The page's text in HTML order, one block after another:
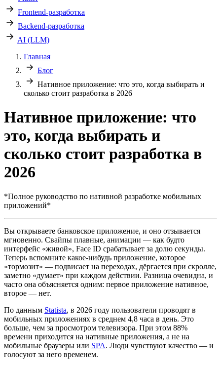
Frontend-разработка
Backend-разработка
AI (LLM)
Главная
Блог
Нативное приложение: что это, когда выбирать и
сколько стоит разработка в 2026
Нативное приложение: что
это, когда выбирать и
сколько стоит разработка в
2026
*Полное руководство по нативной разработке мобильных
приложений*
Вы открываете банковское приложение, и оно отзывается
мгновенно. Свайпы плавные, анимации — как будто
интерфейс «живой», Face ID срабатывает за долю секунды.
Теперь вспомните какое-нибудь приложение, которое
«тормозит» — подвисает на переходах, дёргается при скролле,
заметно «думает» при каждом действии. Разница очевидна, и
часто она объясняется одним: первое приложение нативное,
второе — нет.
По данным Statista, в 2026 году пользователи проводят в
мобильных приложениях в среднем 4,8 часа в день. Это
больше, чем за просмотром телевизора. При этом 88%
времени приходится на нативные приложения, а не на
мобильные браузеры или SPA. Люди чувствуют качество — и
голосуют за него временем.